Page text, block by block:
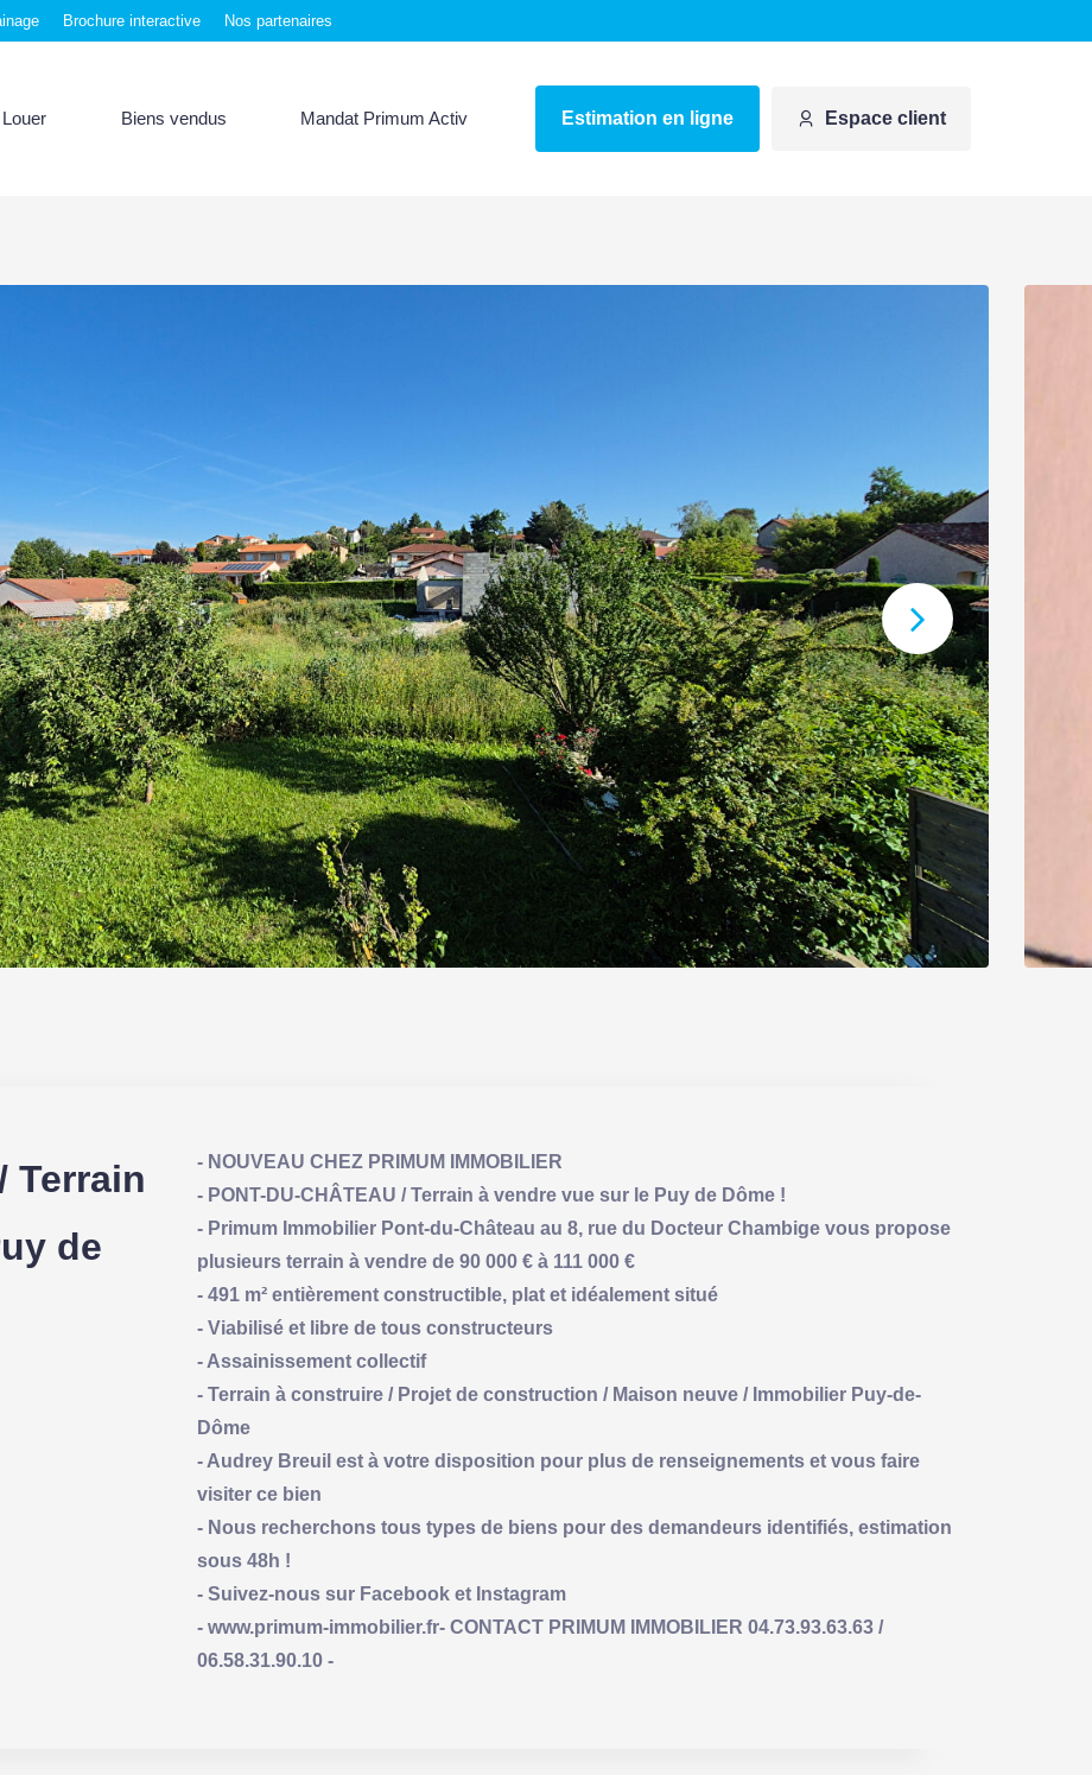
Brochure interactive Nos partenaires
Louer Biens vendus Mandat Primum Activ Estimation en ligne Espace client
Terrain
de
- NOUVEAU CHEZ PRIMUM IMMOBILIER
- PONT-DU-CHÂTEAU / Terrain à vendre vue sur le Puy de Dôme !
- Primum Immobilier Pont-du-Château au 8, rue du Docteur Chambige vous propose
plusieurs terrain à vendre de 90 000 € à 111 000 €
- 491 m² entièrement constructible, plat et idéalement situé
- Viabilisé et libre de tous constructeurs
- Assainissement collectif
- Terrain à construire / Projet de construction / Maison neuve / Immobilier Puy-de-
Dôme
- Audrey Breuil est à votre disposition pour plus de renseignements et vous faire
visiter ce bien
- Nous recherchons tous types de biens pour des demandeurs identifiés, estimation
sous 48h !
- Suivez-nous sur Facebook et Instagram
- www.primum-immobilier.fr- CONTACT PRIMUM IMMOBILIER 04.73.93.63.63 /
06.58.31.90.10 -